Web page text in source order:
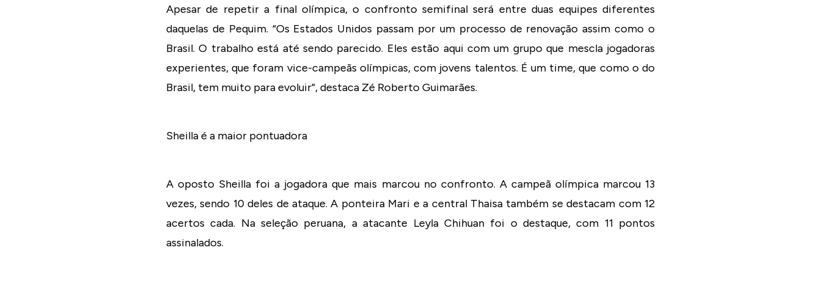
Apesar de repetir a final olímpica, o confronto semifinal será entre duas equipes diferentes
daquelas de Pequim. “Os Estados Unidos passam por um processo de renovação assim como o
Brasil. O trabalho está até sendo parecido. Eles estão aqui com um grupo que mescla jogadoras
experientes, que foram vice-campeãs olímpicas, com jovens talentos. É um time, que como o do
Brasil, tem muito para evoluir”, destaca Zé Roberto Guimarães.
Sheilla é a maior pontuadora
A oposto Sheilla foi a jogadora que mais marcou no confronto. A campeã olímpica marcou 13
vezes, sendo 10 deles de ataque. A ponteira Mari e a central Thaisa também se destacam com 12
acertos cada. Na seleção peruana, a atacante Leyla Chihuan foi o destaque, com 11 pontos
assinalados.